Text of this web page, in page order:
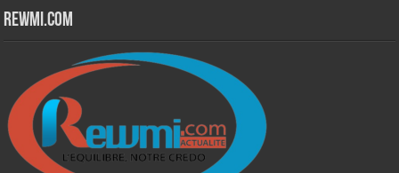
Rewmi.Com